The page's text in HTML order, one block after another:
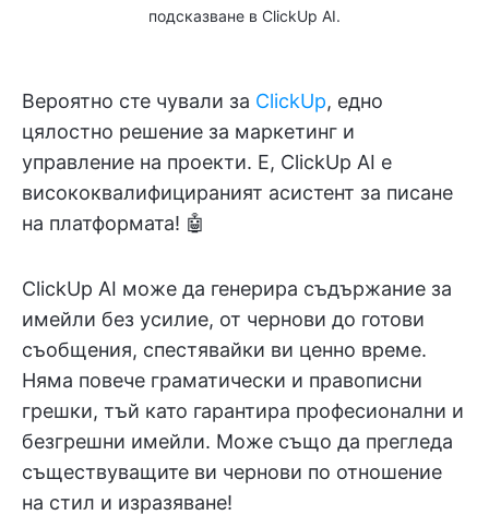
подсказване в ClickUp AI.
Вероятно сте чували за ClickUp, едно
цялостно решение за маркетинг и
управление на проекти. Е, ClickUp AI е
висококвалифицираният асистент за писане
на платформата! 🤖
ClickUp AI може да генерира съдържание за
имейли без усилие, от чернови до готови
съобщения, спестявайки ви ценно време.
Няма повече граматически и правописни
грешки, тъй като гарантира професионални и
безгрешни имейли. Може също да прегледа
съществуващите ви чернови по отношение
на стил и изразяване!